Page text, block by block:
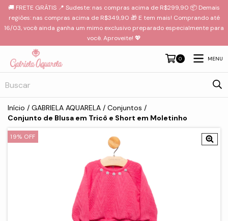
🚚 FRETE GRÁTIS 📍 Sudeste: nas compras acima de R$299,90 📦 Demais
regiões: nas compras acima de R$349,90 🎁 E tem mais! Comprando até
16/03, você ainda ganha um mimo exclusivo preparado especialmente para
você. Aproveite! 💖
0 MENU
Início / GABRIELA AQUARELA / Conjuntos /
Conjunto de Blusa em Tricô e Short em Moletinho
19% OFF